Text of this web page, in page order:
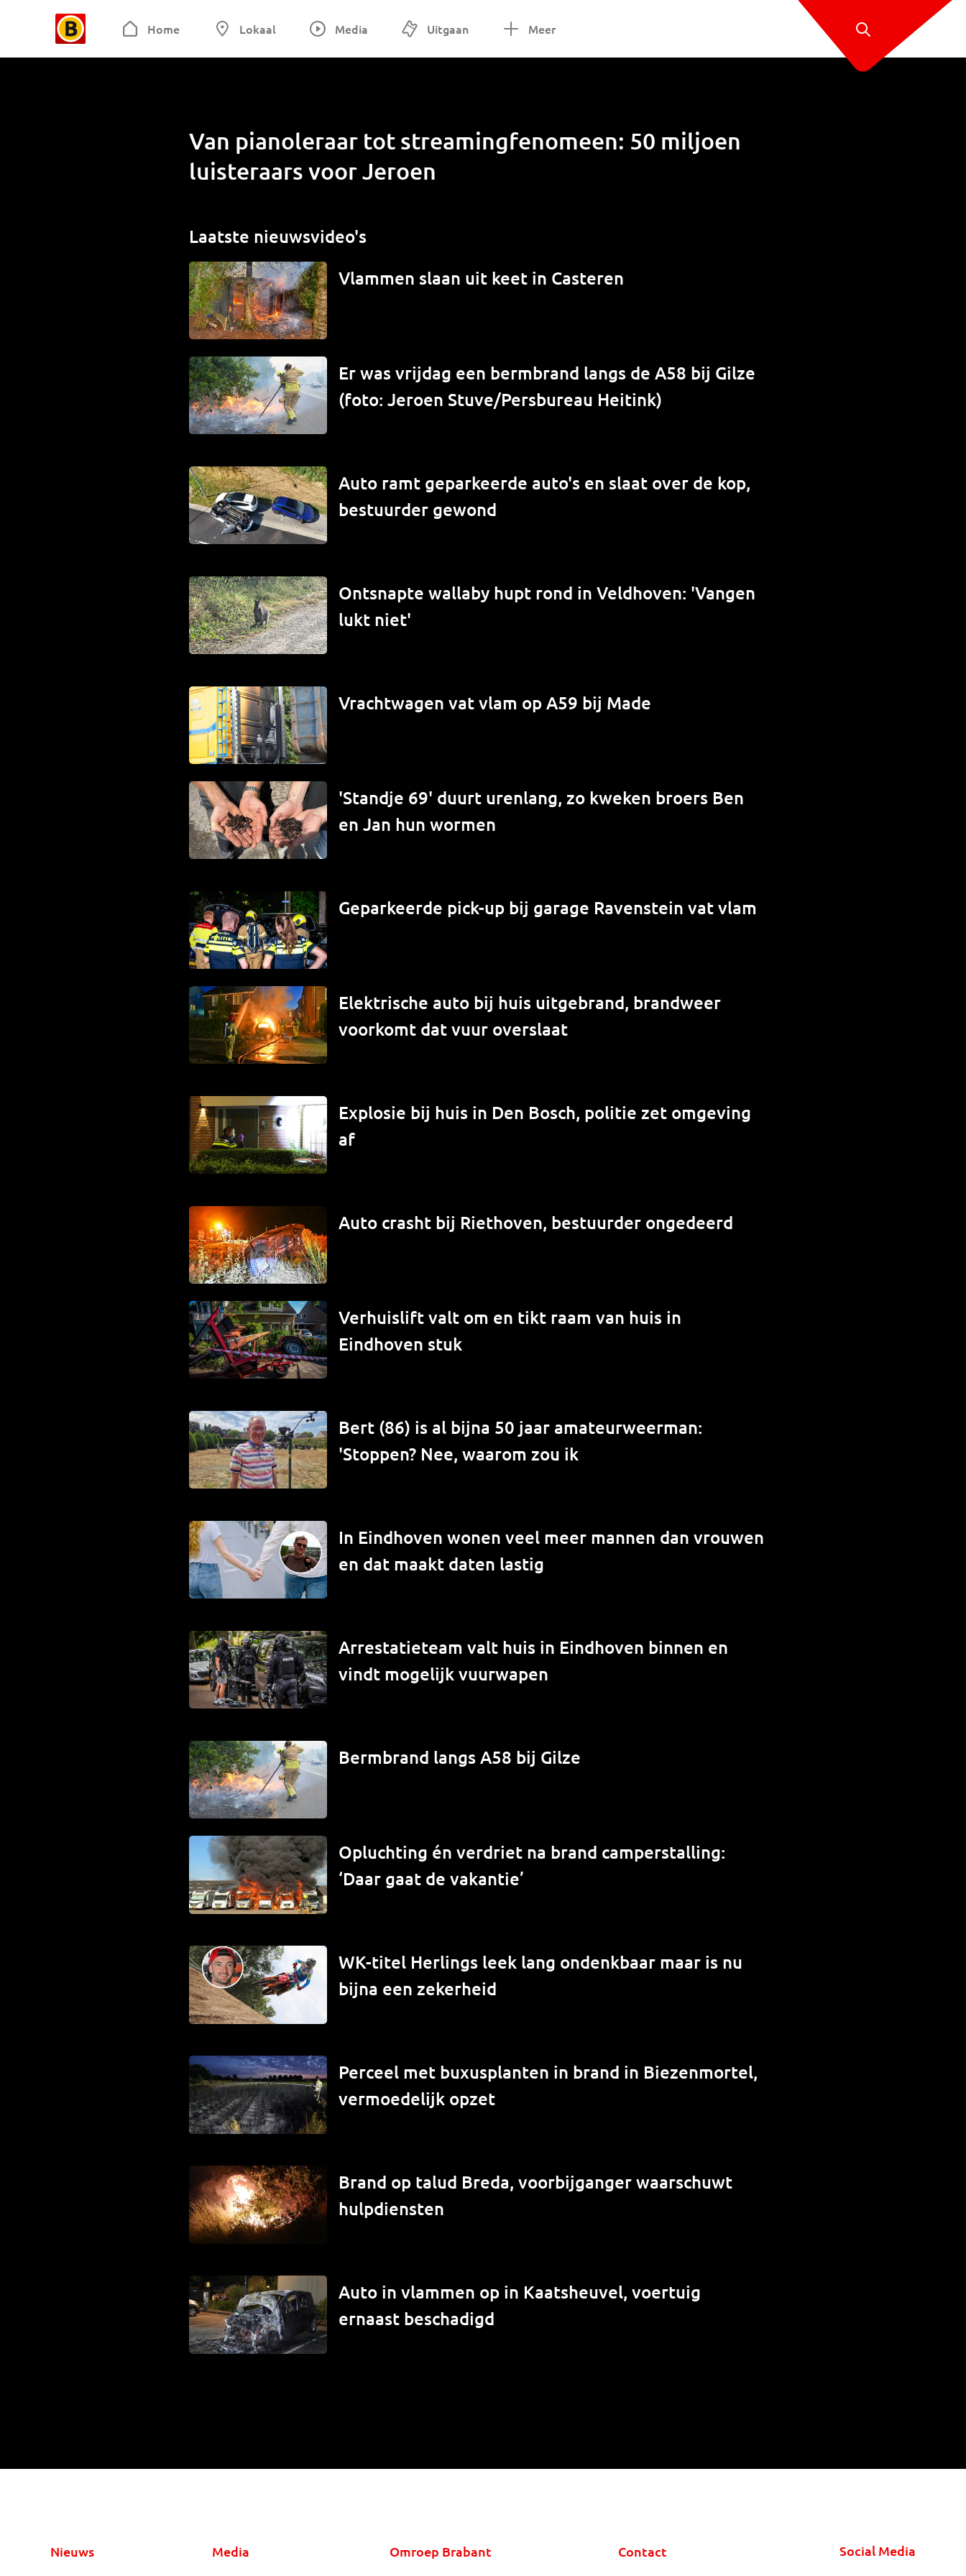
Home Lokaal Media Uitgaan Meer
Van pianoleraar tot streamingfenomeen: 50 miljoen
luisteraars voor Jeroen
Laatste nieuwsvideo's
Vlammen slaan uit keet in Casteren
Er was vrijdag een bermbrand langs de A58 bij Gilze
(foto: Jeroen Stuve/Persbureau Heitink)
Auto ramt geparkeerde auto's en slaat over de kop,
bestuurder gewond
Ontsnapte wallaby hupt rond in Veldhoven: 'Vangen
lukt niet'
Vrachtwagen vat vlam op A59 bij Made
'Standje 69' duurt urenlang, zo kweken broers Ben
en Jan hun wormen
Geparkeerde pick-up bij garage Ravenstein vat vlam
Elektrische auto bij huis uitgebrand, brandweer
voorkomt dat vuur overslaat
Explosie bij huis in Den Bosch, politie zet omgeving
af
Auto crasht bij Riethoven, bestuurder ongedeerd
Verhuislift valt om en tikt raam van huis in
Eindhoven stuk
Bert (86) is al bijna 50 jaar amateurweerman:
'Stoppen? Nee, waarom zou ik
In Eindhoven wonen veel meer mannen dan vrouwen
en dat maakt daten lastig
Arrestatieteam valt huis in Eindhoven binnen en
vindt mogelijk vuurwapen
Bermbrand langs A58 bij Gilze
Opluchting én verdriet na brand camperstalling:
‘Daar gaat de vakantie’
WK-titel Herlings leek lang ondenkbaar maar is nu
bijna een zekerheid
Perceel met buxusplanten in brand in Biezenmortel,
vermoedelijk opzet
Brand op talud Breda, voorbijganger waarschuwt
hulpdiensten
Auto in vlammen op in Kaatsheuvel, voertuig
ernaast beschadigd
Nieuws Media Omroep Brabant Contact Social Media